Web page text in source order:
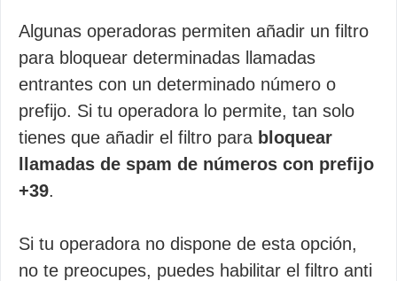
Algunas operadoras permiten añadir un filtro
para bloquear determinadas llamadas
entrantes con un determinado número o
prefijo. Si tu operadora lo permite, tan solo
tienes que añadir el filtro para bloquear
llamadas de spam de números con prefijo
+39.
Si tu operadora no dispone de esta opción,
no te preocupes, puedes habilitar el filtro anti